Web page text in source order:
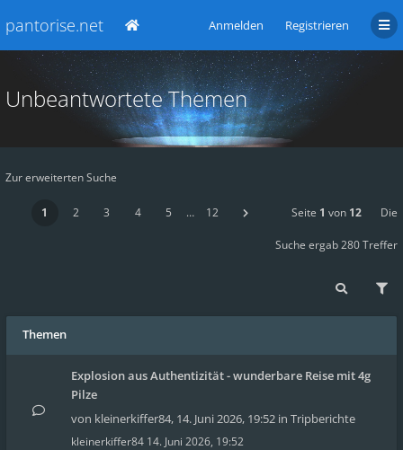
pantorise.net Anmelden Registrieren
Unbeantwortete Themen
Zur erweiterten Suche
1 2 3 4 5 … 12 Seite 1 von 12 Die
Suche ergab 280 Treffer
Themen
Explosion aus Authentizität - wunderbare Reise mit 4g
Pilze
von kleinerkiffer84, 14. Juni 2026, 19:52 in Tripberichte
kleinerkiffer84 14. Juni 2026, 19:52